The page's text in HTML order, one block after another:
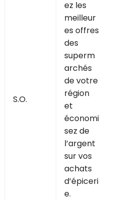
S.O.
ez les
meilleur
es offres
des
superm
archés
de votre
région
et
économi
sez de
l’argent
sur vos
achats
d’épiceri
e.